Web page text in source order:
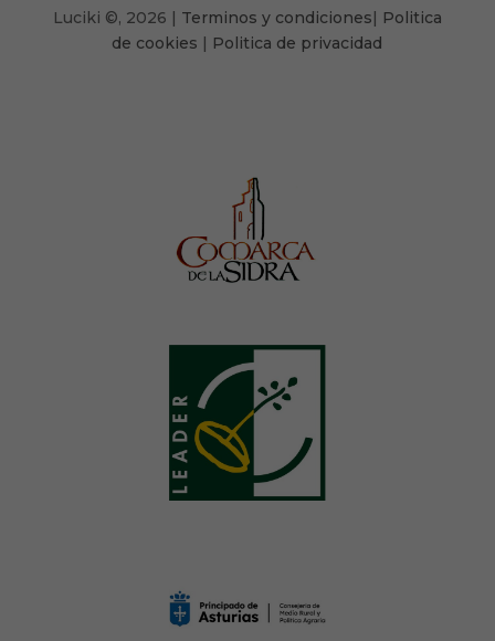
Luciki ©, 2026 | Terminos y condiciones| Politica
de cookies | Politica de privacidad